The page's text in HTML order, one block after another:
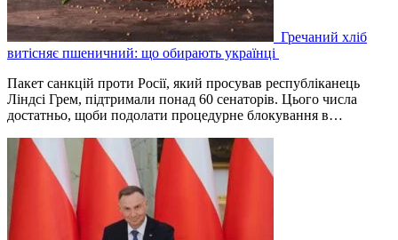
Гречаний хліб
витісняє пшеничний: що обирають українці
Пакет санкцій проти Росії, який просував республіканець
Ліндсі Грем, підтримали понад 60 сенаторів. Цього числа
достатньо, щоби подолати процедурне блокування в…